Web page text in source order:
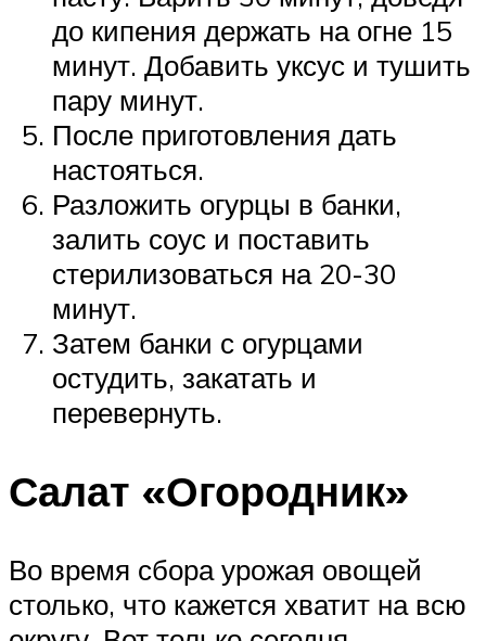
до кипения держать на огне 15
минут. Добавить уксус и тушить
пару минут.
После приготовления дать
настояться.
Разложить огурцы в банки,
залить соус и поставить
стерилизоваться на 20-30
минут.
Затем банки с огурцами
остудить, закатать и
перевернуть.
Салат «Огородник»
Во время сбора урожая овощей
столько, что кажется хватит на всю